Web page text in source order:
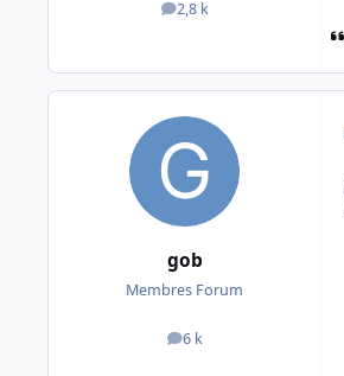
2,8 k
messages
gob
Membres Forum
6 k
messages